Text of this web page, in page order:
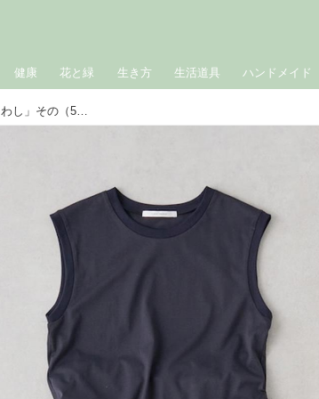
健康 花と緑 生き方 生活道具 ハンドメイド
おしゃれのABC◇ 5月「初夏のトップスの着まわし」その（5）ノースリーブカットソーの着まわし3コーデ 現役スタイリストが、おしゃれの悩みを解決｜植村美智子